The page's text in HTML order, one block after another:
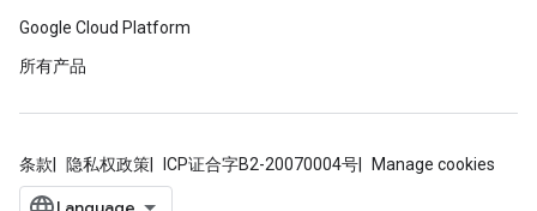
Google Cloud Platform
所有产品
条款 隐私权政策 ICP证合字B2-20070004号 Manage cookies